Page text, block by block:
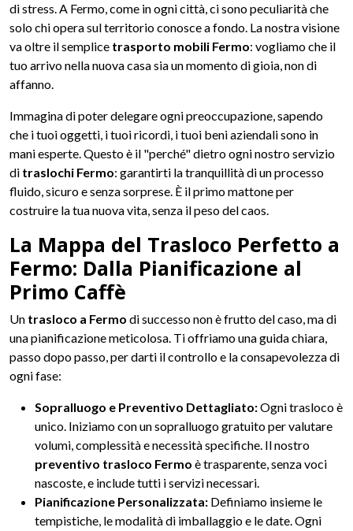
di stress. A Fermo, come in ogni città, ci sono peculiarità che
solo chi opera sul territorio conosce a fondo. La nostra visione
va oltre il semplice trasporto mobili Fermo: vogliamo che il
tuo arrivo nella nuova casa sia un momento di gioia, non di
affanno.
Immagina di poter delegare ogni preoccupazione, sapendo
che i tuoi oggetti, i tuoi ricordi, i tuoi beni aziendali sono in
mani esperte. Questo è il "perché" dietro ogni nostro servizio
di traslochi Fermo: garantirti la tranquillità di un processo
fluido, sicuro e senza sorprese. È il primo mattone per
costruire la tua nuova vita, senza il peso del caos.
La Mappa del Trasloco Perfetto a
Fermo: Dalla Pianificazione al
Primo Caffè
Un trasloco a Fermo di successo non è frutto del caso, ma di
una pianificazione meticolosa. Ti offriamo una guida chiara,
passo dopo passo, per darti il controllo e la consapevolezza di
ogni fase:
Sopralluogo e Preventivo Dettagliato:Ogni trasloco è
unico. Iniziamo con un sopralluogo gratuito per valutare
volumi, complessità e necessità specifiche. Il nostro
preventivo trasloco Fermo è trasparente, senza voci
nascoste, e include tutti i servizi necessari.
Pianificazione Personalizzata: Definiamo insieme le
tempistiche, le modalità di imballaggio e le date. Ogni